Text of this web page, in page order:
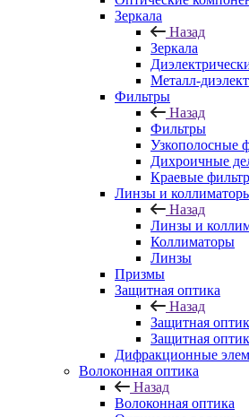
Зеркала
Назад
Зеркала
Металл-
Фильтры
Назад
Фильтры
Узкополосные
Дихроичные
Краевые
Линзы и
Назад
Линзы и
Коллиматоры
Линзы
Призмы
Защитная оптика
Назад
Защитная
Защитная
Дифракционные
Волоконная оптика
Назад
Волоконная оптика